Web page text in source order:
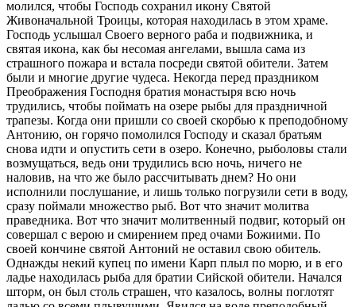
молился, чтобы Господь сохранил икону Святой
Живоначальной Троицы, которая находилась в этом храме.
Господь услышал Своего верного раба и подвижника, и
святая икона, как бы несомая ангелами, вышла сама из
страшного пожара и встала посреди святой обители. Затем
были и многие другие чудеса. Некогда перед праздником
Преображения Господня братия монастыря всю ночь
трудились, чтобы поймать на озере рыбы для праздничной
трапезы. Когда они пришли со своей скорбью к преподобному
Антонию, он горячо помолился Господу и сказал братьям
снова идти и опустить сети в озеро. Конечно, рыболовы стали
возмущаться, ведь они трудились всю ночь, ничего не
наловив, на что же было рассчитывать днем? Но они
исполнили послушание, и лишь только погрузили сети в воду,
сразу поймали множество рыб. Вот что значит молитва
праведника. Вот что значит молитвенный подвиг, который он
совершал с верою и смирением пред очами Божиими. По
своей кончине святой Антоний не оставил свою обитель.
Однажды некий купец по имени Карп плыл по морю, и в его
ладье находилась рыба для братии Сийской обители. Начался
шторм, он был столь страшен, что казалось, волны поглотят